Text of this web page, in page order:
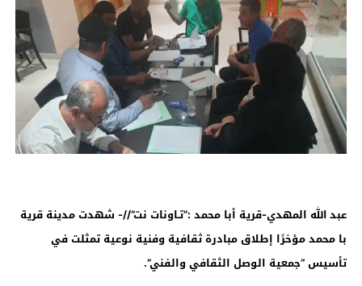
عبد الله المهدي-قرية أبا محمد :”تـاونات نت”//- شهدت مدينة قرية
با محمد مؤخرًا إطلاق مبادرة ثقافية وفنية نوعية تمثلت في
تأسيس “جمعية الوصل الثقافي والفني”.